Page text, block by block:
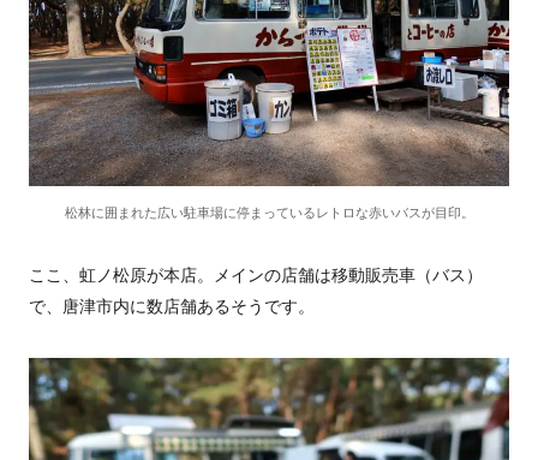
松林に囲まれた広い駐車場に停まっているレトロな赤いバスが目印。
ここ、虹ノ松原が本店。メインの店舗は移動販売車（バス）
で、唐津市内に数店舗あるそうです。